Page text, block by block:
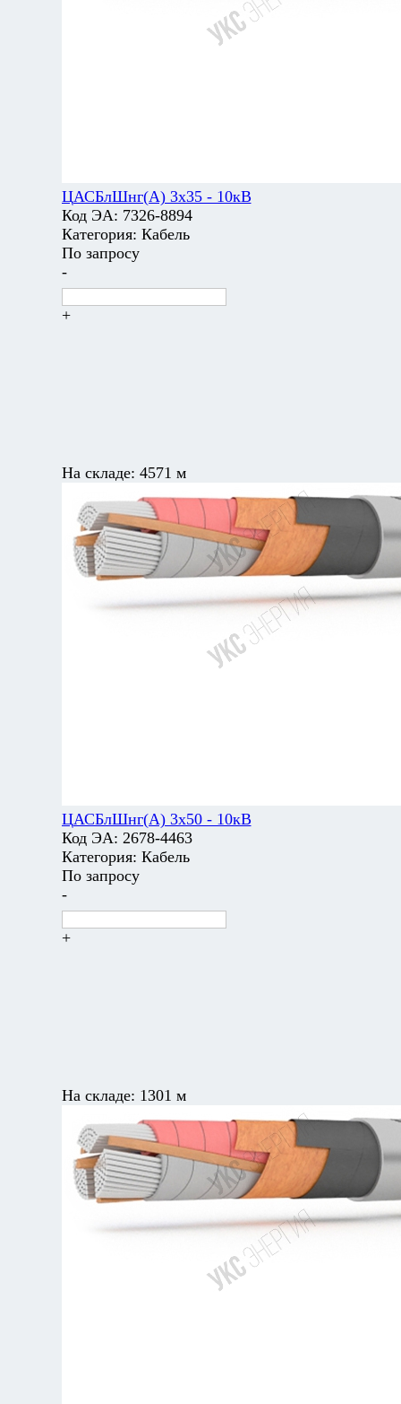
ЦАСБлШнг(А) 3х35 - 10кВ
Код ЭА: 7326-8894
Категория: Кабель
По запросу
-
+
На складе: 4571 м
ЦАСБлШнг(А) 3х50 - 10кВ
Код ЭА: 2678-4463
Категория: Кабель
По запросу
-
+
На складе: 1301 м